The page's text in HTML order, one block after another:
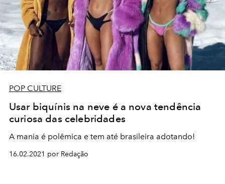
POP CULTURE
Usar biquínis na neve é a nova tendência
curiosa das celebridades
A mania é polêmica e tem até brasileira adotando!
16.02.2021 por Redação